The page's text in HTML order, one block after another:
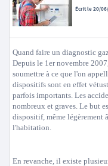
Écrit le 20/
Quand faire un diagnostic
Depuis le 1er novembre
soumettre à ce que l'on
dispositifs sont en effet
parfois importants. Les
nombreux et graves. Le but
dispositif, même légèrement
l'habitation.
En revanche, il existe